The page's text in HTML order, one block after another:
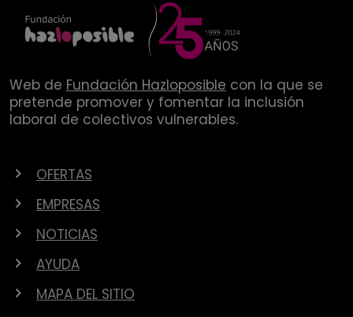
Web de Fundación Hazloposible con la que se
pretende promover y fomentar la inclusión
laboral de colectivos vulnerables.
OFERTAS
EMPRESAS
NOTICIAS
AYUDA
MAPA DEL SITIO